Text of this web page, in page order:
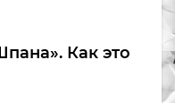
Как это